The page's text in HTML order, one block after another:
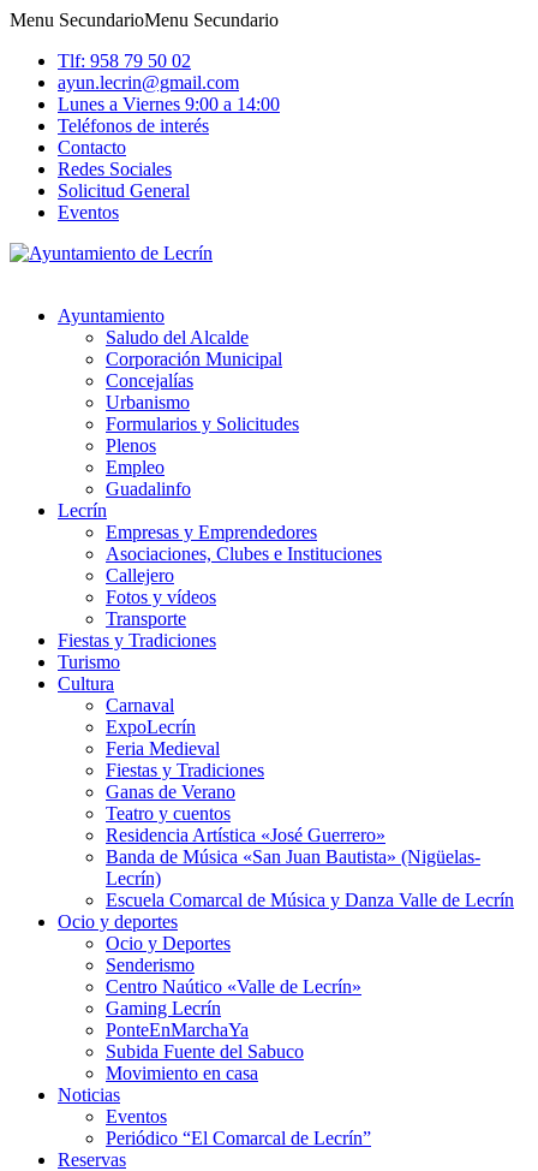
Menu SecundarioMenu Secundario
Tlf: 958 79 50 02
ayun.lecrin@gmail.com
Lunes a Viernes 9:00 a 14:00
Teléfonos de interés
Contacto
Redes Sociales
Solicitud General
Eventos
Ayuntamiento
Saludo del Alcalde
Corporación Municipal
Concejalías
Urbanismo
Formularios y Solicitudes
Plenos
Empleo
Guadalinfo
Lecrín
Empresas y Emprendedores
Asociaciones, Clubes e Instituciones
Callejero
Fotos y vídeos
Transporte
Fiestas y Tradiciones
Turismo
Cultura
Carnaval
ExpoLecrín
Feria Medieval
Fiestas y Tradiciones
Ganas de Verano
Teatro y cuentos
Residencia Artística «José Guerrero»
Banda de Música «San Juan Bautista» (Nigüelas-
Lecrín)
Escuela Comarcal de Música y Danza Valle de Lecrín
Ocio y deportes
Ocio y Deportes
Senderismo
Centro Naútico «Valle de Lecrín»
Gaming Lecrín
PonteEnMarchaYa
Subida Fuente del Sabuco
Movimiento en casa
Noticias
Eventos
Periódico “El Comarcal de Lecrín”
Reservas